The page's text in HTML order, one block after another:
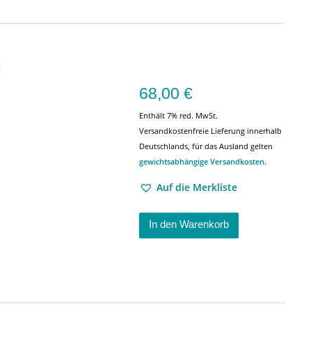
68,00 €
Enthält 7% red. MwSt.
Versandkostenfreie Lieferung innerhalb
Deutschlands, für das Ausland gelten
gewichtsabhängige Versandkosten.
Auf die Merkliste
In den Warenkorb